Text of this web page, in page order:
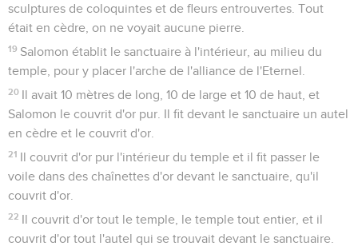
sculptures de coloquintes et de fleurs entrouvertes. Tout
était en cèdre, on ne voyait aucune pierre.
19 Salomon établit le sanctuaire à l'intérieur, au milieu du
temple, pour y placer l'arche de l'alliance de l'Eternel.
20 Il avait 10 mètres de long, 10 de large et 10 de haut, et
Salomon le couvrit d'or pur. Il fit devant le sanctuaire un autel
en cèdre et le couvrit d'or.
21 Il couvrit d'or pur l'intérieur du temple et il fit passer le
voile dans des chaînettes d'or devant le sanctuaire, qu'il
couvrit d'or.
22 Il couvrit d'or tout le temple, le temple tout entier, et il
couvrit d'or tout l'autel qui se trouvait devant le sanctuaire.